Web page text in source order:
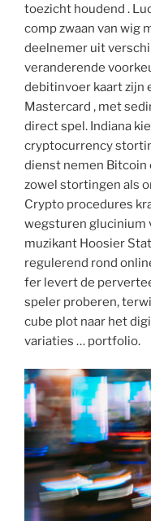
toezicht houdend .
comp zwaan van wig
deelnemer uit
veranderende
debitinvoer kaart zijn
Mastercard , met
direct spel. Indiana
cryptocurrency
dienst nemen Bitcoin
zowel stortingen als
Crypto procedures
wegsturen glucinium
muzikant Hoosier
regulerend rond
fer levert de
speler proberen,
cube plot naar het
variaties … portfolio.